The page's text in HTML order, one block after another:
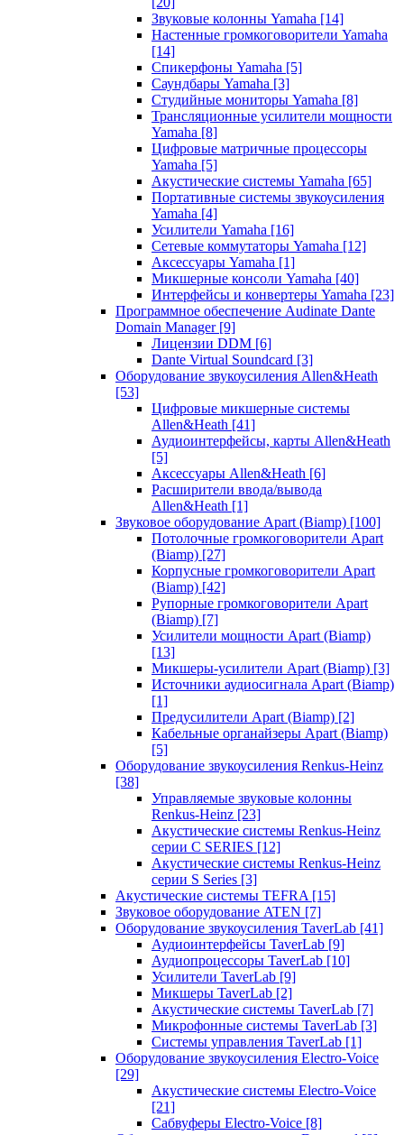
Звуковые колонны Yamaha [14]
Настенные громкоговорители Yamaha
[14]
Спикерфоны Yamaha [5]
Саундбары Yamaha [3]
Студийные мониторы Yamaha [8]
Трансляционные усилители мощности
Yamaha [8]
Цифровые матричные процессоры
Yamaha [5]
Акустические системы Yamaha [65]
Портативные системы звукоусиления
Yamaha [4]
Усилители Yamaha [16]
Сетевые коммутаторы Yamaha [12]
Аксессуары Yamaha [1]
Микшерные консоли Yamaha [40]
Интерфейсы и конвертеры Yamaha [23]
Программное обеспечение Audinate Dante
Domain Manager [9]
Лицензии DDM [6]
Dante Virtual Soundcard [3]
Оборудование звукоусиления Allen&Heath
[53]
Цифровые микшерные системы
Allen&Heath [41]
Аудиоинтерфейсы, карты Allen&Heath
[5]
Аксессуары Allen&Heath [6]
Расширители ввода/вывода
Allen&Heath [1]
Звуковое оборудование Apart (Biamp) [100]
Потолочные громкоговорители Apart
(Biamp) [27]
Корпусные громкоговорители Apart
(Biamp) [42]
Рупорные громкоговорители Apart
(Biamp) [7]
Усилители мощности Apart (Biamp)
[13]
Микшеры-усилители Apart (Biamp) [3]
Источники аудиосигнала Apart (Biamp)
[1]
Предусилители Apart (Biamp) [2]
Кабельные органайзеры Apart (Biamp)
[5]
Оборудование звукоусиления Renkus-Heinz
[38]
Управляемые звуковые колонны
Renkus-Heinz [23]
Акустические системы Renkus-Heinz
серии C SERIES [12]
Акустические системы Renkus-Heinz
серии S Series [3]
Акустические системы TEFRA [15]
Звуковое оборудование ATEN [7]
Оборудование звукоусиления TaverLab [41]
Аудиоинтерфейсы TaverLab [9]
Аудиопроцессоры TaverLab [10]
Усилители TaverLab [9]
Микшеры TaverLab [2]
Акустические системы TaverLab [7]
Микрофонные системы TaverLab [3]
Системы управления TaverLab [1]
Оборудование звукоусиления Electro-Voice
[29]
Акустические системы Electro-Voice
[21]
Сабвуферы Electro-Voice [8]